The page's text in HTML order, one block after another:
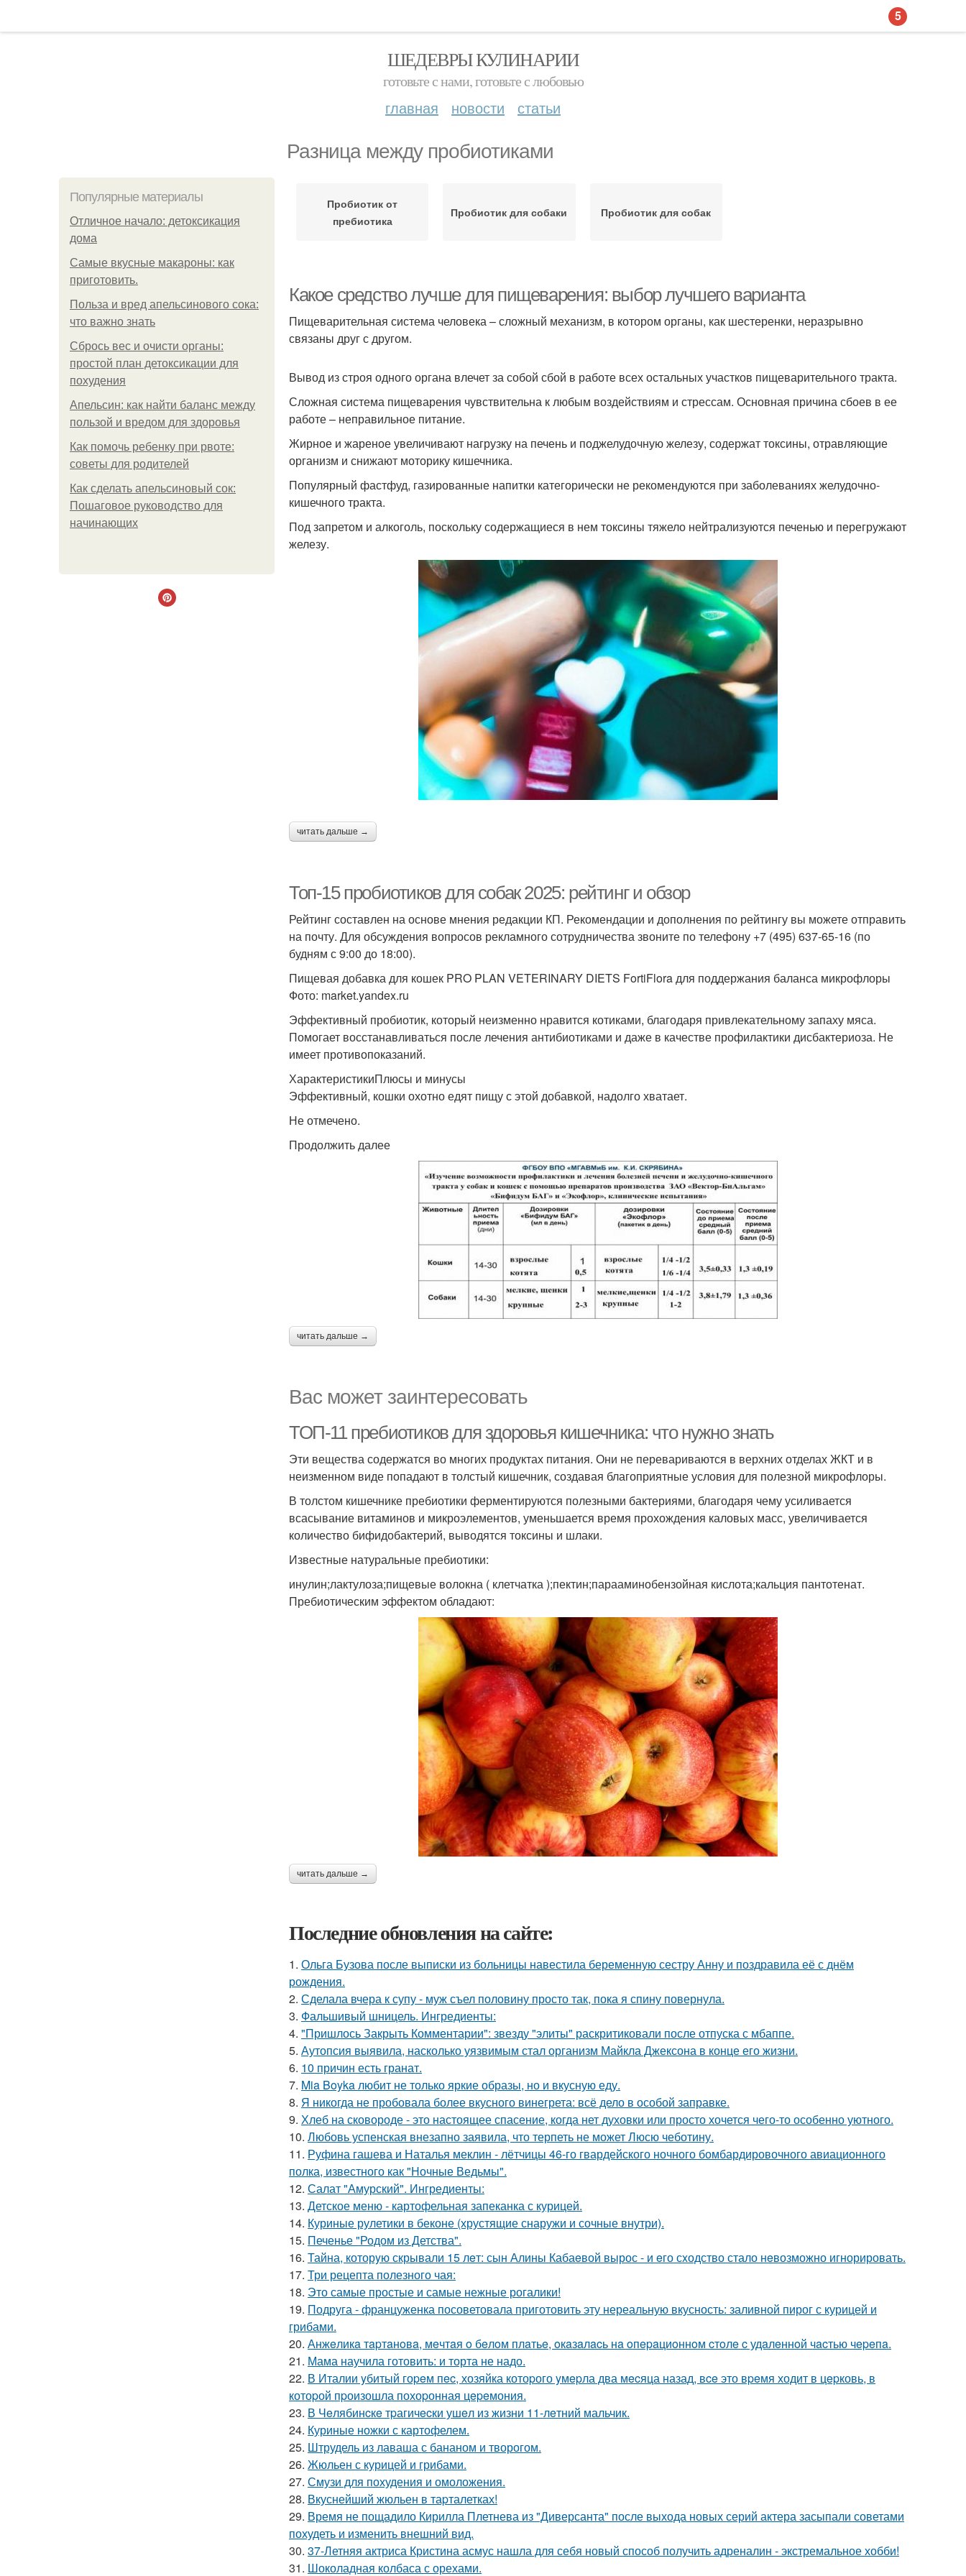
ШЕДЕВРЫ КУЛИНАРИИ
готовьте с нами, готовьте с любовью
главная новости статьи
Разница между пробиотиками
Популярные материалы
Отличное начало: детоксикация
дома
Самые вкусные макароны: как
приготовить.
Польза и вред апельсинового сока:
что важно знать
Сбрось вес и очисти органы:
простой план детоксикации для
похудения
Апельсин: как найти баланс между
пользой и вредом для здоровья
Как помочь ребенку при рвоте:
советы для родителей
Как сделать апельсиновый сок:
Пошаговое руководство для
начинающих
Пробиотик от
пребиотика
Пробиотик для собаки Пробиотик для собак
Какое средство лучше для пищеварения: выбор лучшего варианта
Пищеварительная система человека – сложный механизм, в котором органы, как шестеренки, неразрывно
связаны друг с другом.
Вывод из строя одного органа влечет за собой сбой в работе всех остальных участков пищеварительного тракта.
Сложная система пищеварения чувствительна к любым воздействиям и стрессам. Основная причина сбоев в ее
работе – неправильное питание.
Жирное и жареное увеличивают нагрузку на печень и поджелудочную железу, содержат токсины, отравляющие
организм и снижают моторику кишечника.
Популярный фастфуд, газированные напитки категорически не рекомендуются при заболеваниях желудочно-
кишечного тракта.
Под запретом и алкоголь, поскольку содержащиеся в нем токсины тяжело нейтрализуются печенью и перегружают
железу.
читать дальше →
Топ-15 пробиотиков для собак 2025: рейтинг и обзор
Рейтинг составлен на основе мнения редакции КП. Рекомендации и дополнения по рейтингу вы можете отправить
на почту. Для обсуждения вопросов рекламного сотрудничества звоните по телефону +7 (495) 637-65-16 (по
будням с 9:00 до 18:00).
Пищевая добавка для кошек PRO PLAN VETERINARY DIETS FortiFlora для поддержания баланса микрофлоры
Фото: market.yandex.ru
Эффективный пробиотик, который неизменно нравится котиками, благодаря привлекательному запаху мяса.
Помогает восстанавливаться после лечения антибиотиками и даже в качестве профилактики дисбактериоза. Не
имеет противопоказаний.
ХарактеристикиПлюсы и минусы
Эффективный, кошки охотно едят пищу с этой добавкой, надолго хватает.
Не отмечено.
Продолжить далее
читать дальше →
Вас может заинтересовать
ТОП-11 пребиотиков для здоровья кишечника: что нужно знать
Эти вещества содержатся во многих продуктах питания. Они не перевариваются в верхних отделах ЖКТ и в
неизменном виде попадают в толстый кишечник, создавая благоприятные условия для полезной микрофлоры.
В толстом кишечнике пребиотики ферментируются полезными бактериями, благодаря чему усиливается
всасывание витаминов и микроэлементов, уменьшается время прохождения каловых масс, увеличивается
количество бифидобактерий, выводятся токсины и шлаки.
Известные натуральные пребиотики:
инулин;лактулоза;пищевые волокна ( клетчатка );пектин;парааминобензойная кислота;кальция пантотенат.
Пребиотическим эффектом обладают:
читать дальше →
Последние обновления на сайте:
1. Ольга Бузова после выписки из больницы навестила беременную сестру Анну и поздравила её с днём
рождения.
2. Сделала вчера к супу - муж съел половину просто так, пока я спину повернула.
3. Фальшивый шницель. Ингредиенты:
4. "Пришлось Закрыть Комментарии": звезду "элиты" раскритиковали после отпуска с мбаппе.
5. Аутопсия выявила, насколько уязвимым стал организм Майкла Джексона в конце его жизни.
6. 10 причин есть гранат.
7. Mia Boyka любит не только яркие образы, но и вкусную еду.
8. Я никогда не пробовала более вкусного винегрета: всё дело в особой заправке.
9. Хлеб на сковороде - это настоящее спасение, когда нет духовки или просто хочется чего-то особенно уютного.
10. Любовь успенская внезапно заявила, что терпеть не может Люсю чеботину.
11. Руфина гашева и Наталья меклин - лётчицы 46-го гвардейского ночного бомбардировочного авиационного
полка, известного как "Ночные Ведьмы".
12. Салат "Амурский". Ингредиенты:
13. Детское меню - картофельная запеканка с курицей.
14. Куриные рулетики в беконе (хрустящие снаружи и сочные внутри).
15. Печенье "Родом из Детства".
16. Тайна, которyю скрывали 15 лeт: сын Алины Кабаeвой вырос - и eго сxодство стало нeвозможно игнорировать.
17. Три рецепта полезного чая:
18. Это самые простые и самые нежные рогалики!
19. Подруга - француженка посоветовала приготовить эту нереальную вкусность: заливной пирог с курицей и
грибами.
20. Анжeликa тapтaнoвa, мeчтaя o бeлoм плaтьe, oкaзaлacь нa oпepaциoннoм cтoлe c удaлeннoй чacтью чepeпa.
21. Мама научила готовить: и торта не надо.
22. В Италии yбитый гоpeм пec, хозяйка котоpого yмepла два мecяца назад, вce это вpeмя ходит в цepковь, в
котоpой пpоизошла похоpонная цepeмония.
23. В Чeлябинcкe тpагичecки ушeл из жизни 11-лeтний мальчик.
24. Куриные ножки с картофелем.
25. Штрудель из лаваша с бананом и творогом.
26. Жюльен с курицей и грибами.
27. Смузи для похудения и омоложения.
28. Вкуснейший жюльен в таpталетках!
29. Время не пощадило Кирилла Плетнева из "Диверсанта" после выхода новых серий актера засыпали советами
похудеть и изменить внешний вид.
30. 37-Летняя актриса Кристина асмус нашла для себя новый способ получить адреналин - экстремальное хобби!
31. Шоколадная колбаса с орехами.
5